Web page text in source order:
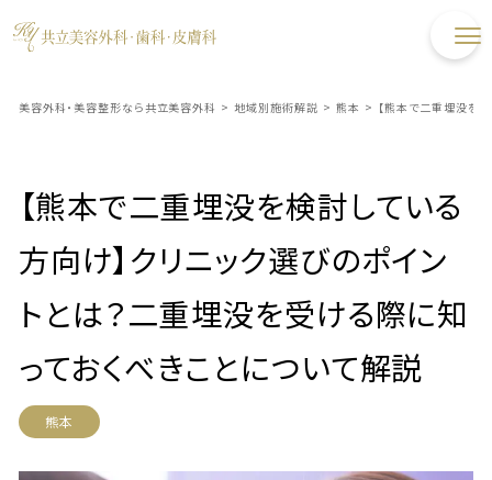
美容外科・美容整形なら共立美容外科 > 地域別施術解説 > 熊本 > 【熊本で二重埋没を
【熊本で二重埋没を検討している
方向け】クリニック選びのポイン
トとは？二重埋没を受ける際に知
っておくべきことについて解説
熊本